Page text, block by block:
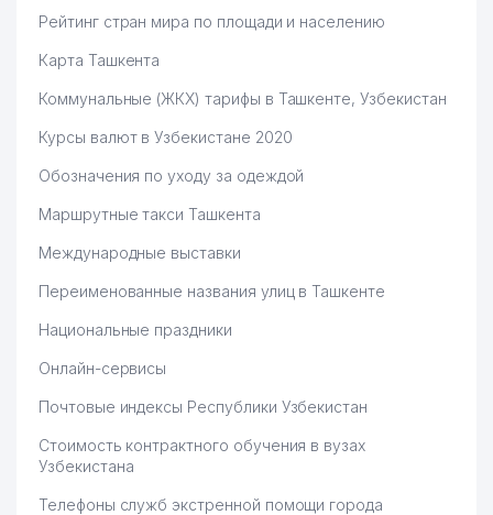
Рейтинг стран мира по площади и населению
Карта Ташкента
Коммунальные (ЖКХ) тарифы в Ташкенте, Узбекистан
Курсы валют в Узбекистане 2020
Обозначения по уходу за одеждой
Маршрутные такси Ташкента
Международные выставки
Переименованные названия улиц в Ташкенте
Национальные праздники
Онлайн-сервисы
Почтовые индексы Республики Узбекистан
Стоимость контрактного обучения в вузах
Узбекистана
Телефоны служб экстренной помощи города